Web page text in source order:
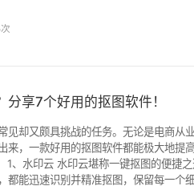
、智能抠图、视频去水印等，可谓是一
享7个好用的抠图软件！
见却又颇具挑战的任务。无论是电商从
来，一款好用的抠图软件都能极大地提
无
都能迅速识别并精准抠图，保留每一个